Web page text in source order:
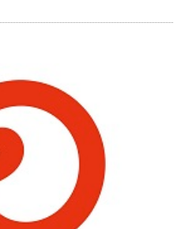
もおいしい。今では子供達も
やさんのちゃんぽん・皿うどん
ごちそうさまでした。宮崎県